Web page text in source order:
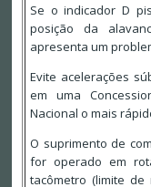
Se o indicador D
posição da
apresenta um
Evite acelerações
em uma
Nacional o mais
O suprimento de
for operado em
tacômetro (limite